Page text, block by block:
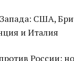
США,
и Италия
России: